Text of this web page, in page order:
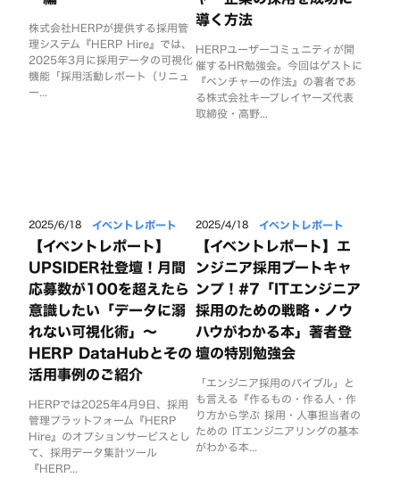
株式会社HERPが提供する採用管
理システム『HERP Hire』では、
2025年3月に採用データの可視化
機能「採用活動レポート（リニュ
ー...
導く方法
HERPユーザーコミュニティが開
催するHR勉強会。今回はゲストに
『ベンチャーの作法』の著者であ
る株式会社キープレイヤーズ代表
取締役・高野...
2025/6/18 イベントレポート
【イベントレポート】
UPSIDER社登壇！月間
応募数が100を超えたら
意識したい「データに溺
れない可視化術」〜
HERP DataHubとその
活用事例のご紹介
HERPでは2025年4月9日、採用
管理プラットフォーム『HERP
Hire』のオプションサービスとし
て、採用データ集計ツール
『HERP...
2025/4/18 イベントレポート
【イベントレポート】エ
ンジニア採用ブートキャ
ンプ！#7「ITエンジニア
採用のための戦略・ノウ
ハウがわかる本」著者登
壇の特別勉強会
「エンジニア採用のバイブル」と
も言える『作るもの・作る人・作
り方から学ぶ 採用・人事担当者の
ための ITエンジニアリングの基本
がわかる本...